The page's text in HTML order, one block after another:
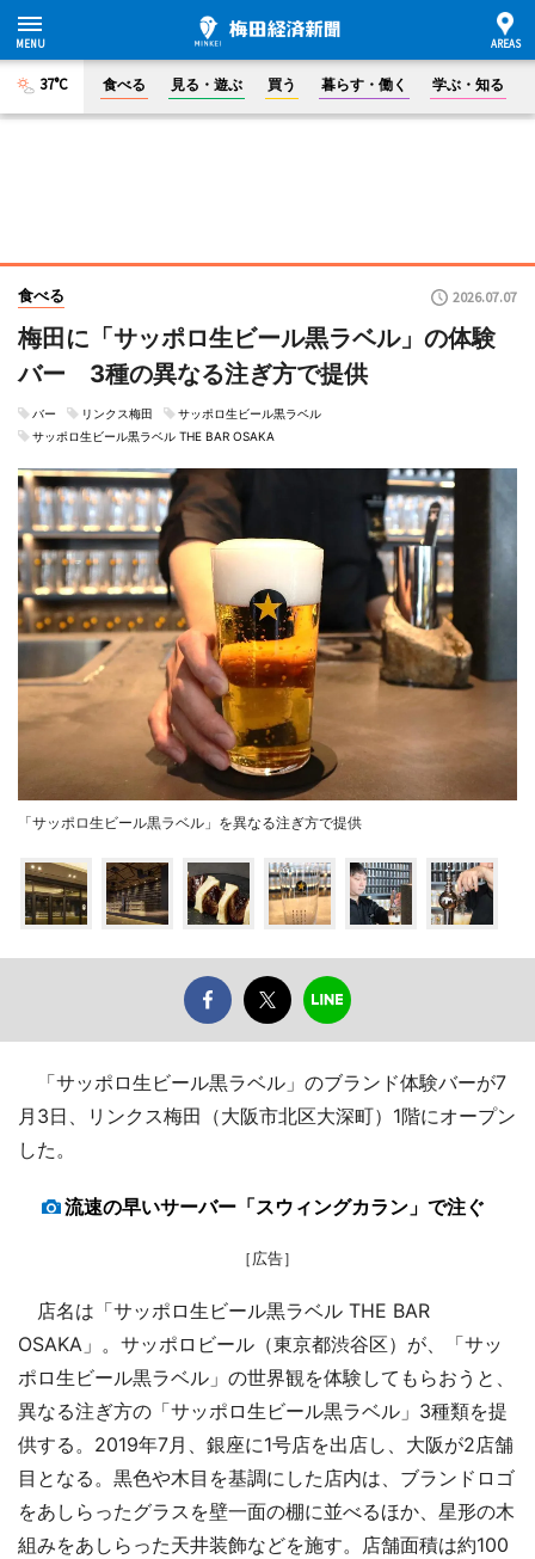
37°C 食べる 見る・遊ぶ 買う 暮らす・働く 学ぶ・知る
食べる 2026.07.07
梅田に「サッポロ生ビール黒ラベル」の体験
バー 3種の異なる注ぎ方で提供
バー リンクス梅田
サッポロ生ビール黒ラベル
サッポロ生ビール黒ラベル THE BAR OSAKA
「サッポロ生ビール黒ラベル」を異なる注ぎ方で提供
「サッポロ生ビール黒ラベル」のブランド体験バーが7
月3日、リンクス梅田（大阪市北区大深町）1階にオープン
した。
流速の早いサーバー「スウィングカラン」で注ぐ
［広告］
店名は「サッポロ生ビール黒ラベル THE BAR
OSAKA」。サッポロビール（東京都渋谷区）が、「サッ
ポロ生ビール黒ラベル」の世界観を体験してもらおうと、
異なる注ぎ方の「サッポロ生ビール黒ラベル」3種類を提
供する。2019年7月、銀座に1号店を出店し、大阪が2店舗
目となる。黒色や木目を基調にした店内は、ブランドロゴ
をあしらったグラスを壁一面の棚に並べるほか、星形の木
組みをあしらった天井装飾などを施す。店舗面積は約100